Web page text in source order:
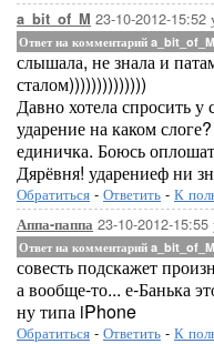
a_bit_of_M 23-10-2012-15:52
Ответ на комментарий a_bit_of_M
слышала, не знала и
сталом))))))))))))))
Давно хотела спросить
ударение на каком
единичка. Боюсь
Дярёвня! ударениеф ни
Обратиться - Ответить - К
Аппа-паппа 23-10-2012-15:55
Ответ на комментарий a_bit_of_M
совесть подскажет
а вообще-то... е-Банька
ну типа iPhone
Обратиться - Ответить - К